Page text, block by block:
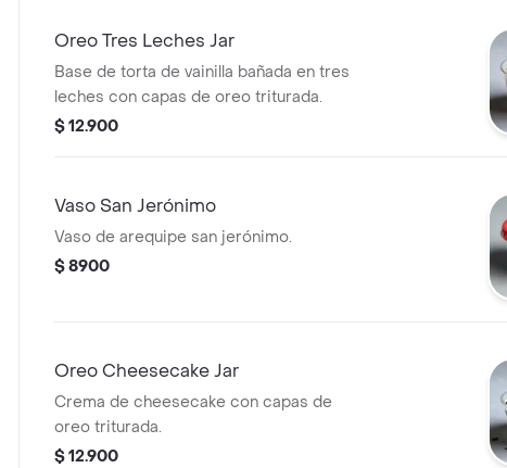
Oreo Tres Leches Jar
Base de torta de vainilla bañada en tres
leches con capas de oreo triturada.
$ 12.900
Vaso San Jerónimo
Vaso de arequipe san jerónimo.
$ 8900
Oreo Cheesecake Jar
Crema de cheesecake con capas de
oreo triturada.
$ 12.900